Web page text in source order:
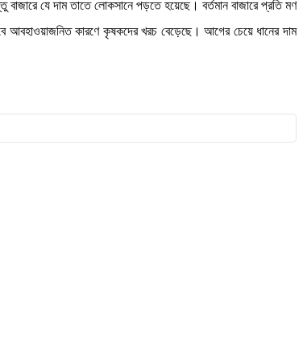
বাজারে যে দাম তাতে লোকসানে পড়তে হয়েছে। বর্তমান বাজারে প্রতি মণ
আবহাওয়াজনিত কারণে কৃষকদের খরচ বেড়েছে। আগের চেয়ে ধানের দাম